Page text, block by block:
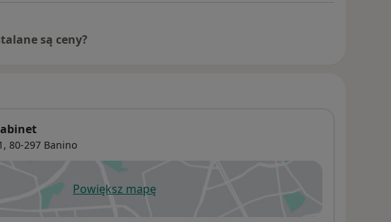
są ceny?
80-297 Banino
Powiększ mapęotwiera się w nowej karcie